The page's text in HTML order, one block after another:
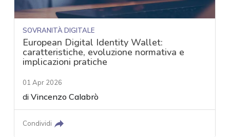
SOVRANITÀ DIGITALE
European Digital Identity Wallet:
caratteristiche, evoluzione normativa e
implicazioni pratiche
01 Apr 2026
diVincenzo Calabrò
Condividi